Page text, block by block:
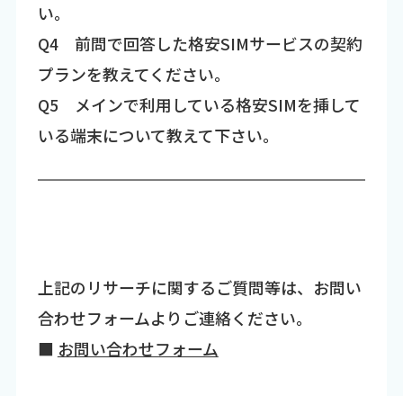
い。
Q4 前問で回答した格安SIMサービスの契約
プランを教えてください。
Q5 メインで利用している格安SIMを挿して
いる端末について教えて下さい。
上記のリサーチに関するご質問等は、お問い
合わせフォームよりご連絡ください。
■ お問い合わせフォーム